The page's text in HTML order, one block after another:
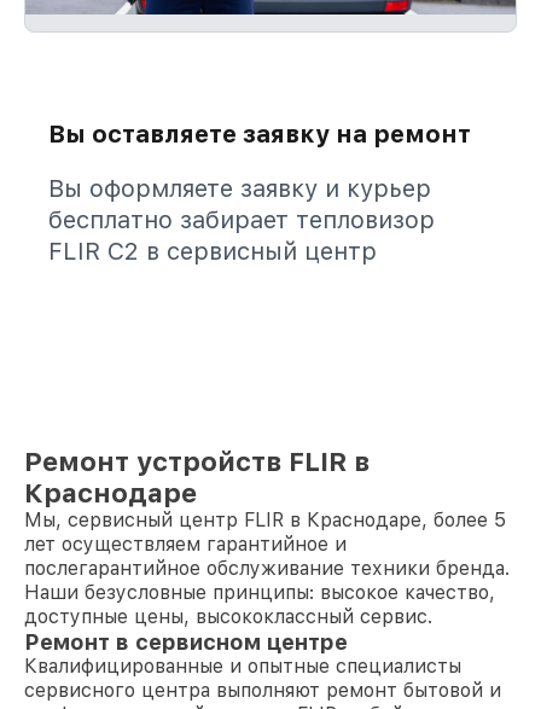
Вы оставляете заявку на ремонт
Вы оформляете заявку и курьер
бесплатно забирает тепловизор
FLIR C2 в сервисный центр
Ремонт устройств FLIR в
Краснодаре
Мы, сервисный центр FLIR в Краснодаре, более 5
лет осуществляем гарантийное и
послегарантийное обслуживание техники бренда.
Наши безусловные принципы: высокое качество,
доступные цены, высококлассный сервис.
Ремонт в сервисном центре
Квалифицированные и опытные специалисты
сервисного центра выполняют ремонт бытовой и